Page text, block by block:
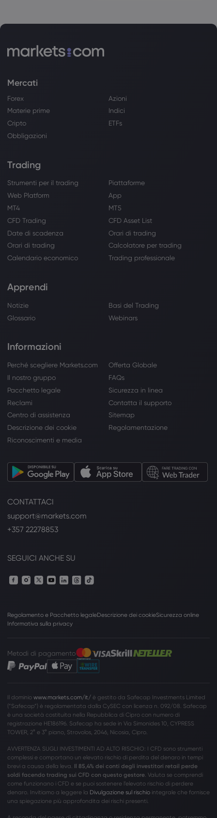
Mercati
Forex
Azioni
Materie prime
Indici
Cripto
ETFs
Obbligazioni
Trading
Strumenti per il trading
Piattaforme
Web Platform
App
MT4
MT5
CFD Trading
CFD Asset List
Date di scadenza
Orari di trading
Orari di trading
Calcolatore per trading
Calendario economico
Trading professionale
Apprendi
Notizie
Basi del Trading
Glossario
Webinars
Informazioni
Perché scegliere Markets.com
Offerta Globale
Il nostro gruppo
FAQs
Pacchetto legale
Sicurezza in linea
Reclami
Contatta il supporto
Centro di assistenza
Sitemap
Descrizione dei cookie
Regolamentazione
Riconoscimenti e media
CONTATTACI
support@markets.com
+357 22278853
SEGUICI ANCHE SU
Regolamento e Pacchetto legaleDescrizione dei cookieSicurezza online
Informativa sulla privacy
Metodi di pagamento
Il dominio www.markets.com/it/ è gestito da Safecap Investments Limited
(”Safecap”) è regolamentata dalla CySEC con licenza n. 092/08. Safecap
è una società costituita nella Repubblica di Cipro con numero di
registrazione HE186196. Safecap ha sede in Via Simonides 10, CYPRESS
TOWER, 2° e 3° piano, Strovolos, 2046, Nicosia, Cipro.
AVVERTENZA SUGLI INVESTIMENTI AD ALTO RISCHIO: I CFD sono strumenti
complessi e comportano un elevato rischio di perdita del denaro in tempi
brevi a causa della leva. Il 85,4% dei conti degli investitori retail perde
soldi facendo trading sui CFD con questo gestore . Valuta se comprendi
come funzionano i CFD e se puoi sostenere l’elevato rischio di perdere
denaro. Invitiamo a leggere la Divulgazione sul rischio integrale che fornisce
una spiegazione più approfondita dei rischi presenti.